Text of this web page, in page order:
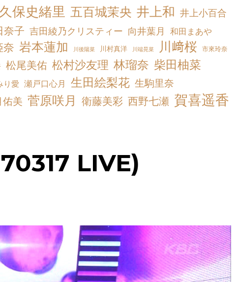
久保史緒里 五百城茉央 井上和 井上小百合
奈子 吉田綾乃クリスティー 向井葉月 和田まあや
奈 岩本蓮加 川後陽菜 川村真洋 川端晃菜 川﨑桜 市來玲奈
松尾美佑 松村沙友理 林瑠奈 柴田柚菜
り愛 瀬戸口心月 生田絵梨花 生駒里奈
佑美 菅原咲月 衛藤美彩 西野七瀬 賀喜遥香
LIVE)